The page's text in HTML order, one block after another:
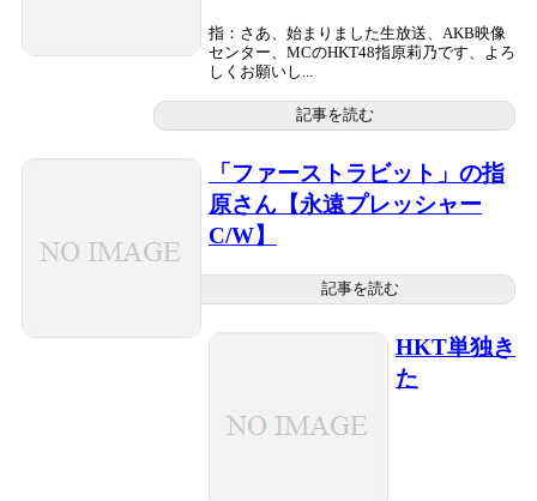
指：さあ、始まりました生放送、AKB映像
センター、MCのHKT48指原莉乃です、よろ
しくお願いし...
記事を読む
「ファーストラビット」の指
原さん【永遠プレッシャー
C/W】
記事を読む
HKT単独き
た